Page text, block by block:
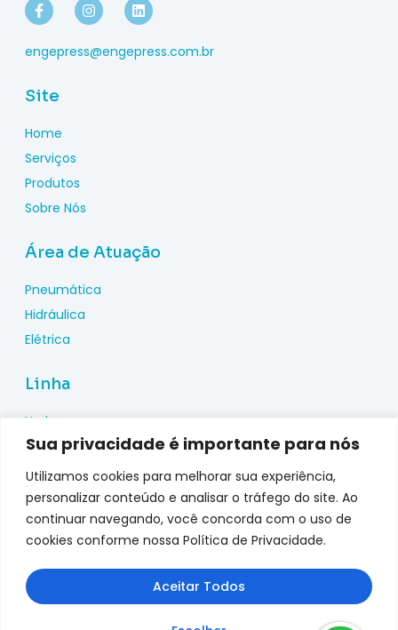
Sua privacidade é importante para nós
Utilizamos cookies para melhorar sua experiência,
personalizar conteúdo e analisar o tráfego do site. Ao
continuar navegando, você concorda com o uso de
cookies conforme nossa Política de Privacidade.
Aceitar Todos
engepress@engepress.com.br
Site
Home
Serviços
Produtos
Sobre Nós
Área de Atuação
Pneumática
Hidráulica
Elétrica
Linha
Hydac
Wika
Pepperl Fuchs
Metal Work
Metalplan
Top Fusion
Genebre
jefferson